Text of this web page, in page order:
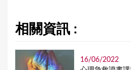
相關資訊 :
16/06/2022